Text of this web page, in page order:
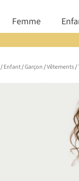
Ouvrir Homme
Femme Ouvrir
/Enfant/Garçon/Vêtements/